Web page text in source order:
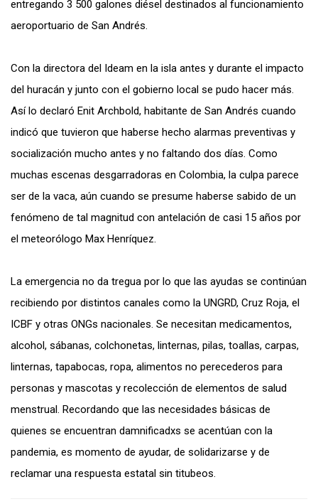
entregando 3 500 galones diésel destinados al funcionamiento
aeroportuario de San Andrés.
Con la directora del Ideam en la isla antes y durante el impacto
del huracán y junto con el gobierno local se pudo hacer más.
Así lo declaró Enit Archbold, habitante de San Andrés cuando
indicó que tuvieron que haberse hecho alarmas preventivas y
socialización mucho antes y no faltando dos días. Como
muchas escenas desgarradoras en Colombia, la culpa parece
ser de la vaca, aún cuando se presume haberse sabido de un
fenómeno de tal magnitud con antelación de casi 15 años por
el meteorólogo Max Henríquez.
La emergencia no da tregua por lo que las ayudas se continúan
recibiendo por distintos canales como la UNGRD, Cruz Roja, el
ICBF y otras ONGs nacionales. Se necesitan medicamentos,
alcohol, sábanas, colchonetas, linternas, pilas, toallas, carpas,
linternas, tapabocas, ropa, alimentos no perecederos para
personas y mascotas y recolección de elementos de salud
menstrual. Recordando que las necesidades básicas de
quienes se encuentran damnificadxs se acentúan con la
pandemia, es momento de ayudar, de solidarizarse y de
reclamar una respuesta estatal sin titubeos.